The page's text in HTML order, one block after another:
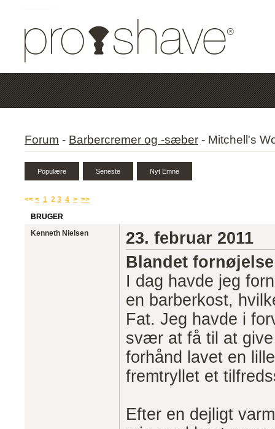
Forum - Barbercremer og -sæber - Mitchell's
<< < 1 2 3 4 > >>
BRUGER
Kenneth Nielsen
23. februar 2011
Blandet fornøjelse
I dag havde jeg
en barberkost,
Fat. Jeg havde i
svær at få til at
forhånd lavet en
fremtryllet et
Efter en dejligt